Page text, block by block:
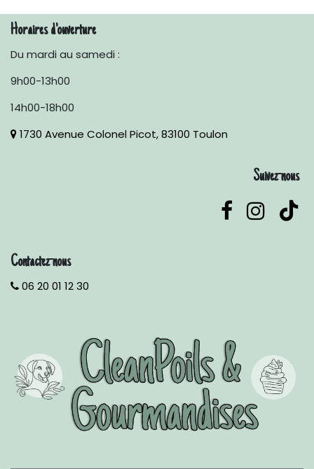
Horaires d'ouverture
Du mardi au samedi :
9h00-13h00
14h00-18h00
1730 Avenue Colonel Picot, 83100 Toulon
Suivez-nous
Contactez-nous
06 20 01 12 30